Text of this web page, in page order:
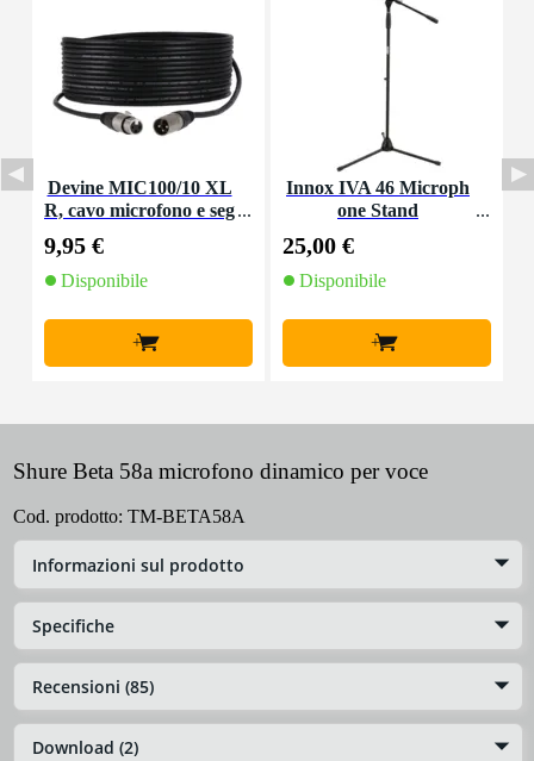
Devine MIC100/10 XL
R, cavo microfono e seg
9,95 €
Disponibile
+
Innox IVA 46 Microph
one Stand
25,00 €
Disponibile
+
Shure Beta 58a microfono dinamico per voce
Cod. prodotto: TM-BETA58A
Informazioni sul prodotto
Specifiche
Recensioni (85)
Download (2)